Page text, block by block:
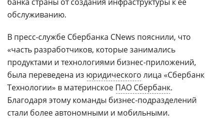
обслуживанию.
В пресс-службе Сбербанка CNews пояснили, что
«часть разработчиков, которые занимались
продуктами и технологиями бизнес-приложений,
была переведена из юридического лица «Сбербанк
Технологии» в материнское ПАО Сбербанк.
Благодаря этому команды бизнес-подразделений
стали более автономными и мобильными.